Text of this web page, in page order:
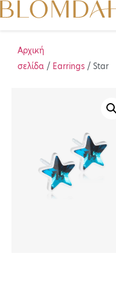
Αρχική
σελίδα/ Earrings/ Star